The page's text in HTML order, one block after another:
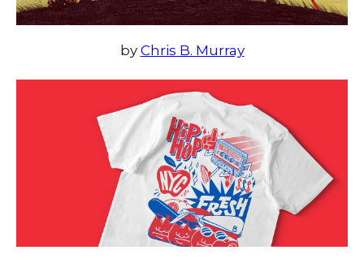
by Chris B. Murray